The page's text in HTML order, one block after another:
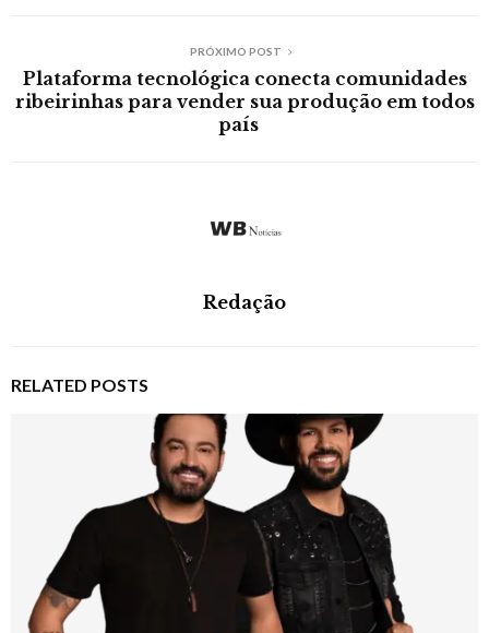
PRÓXIMO POST
Plataforma tecnológica conecta comunidades
ribeirinhas para vender sua produção em todos
país
Redação
RELATED POSTS